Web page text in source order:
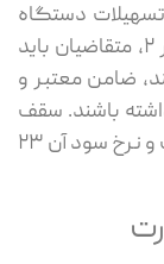
دستگاه
کارتخوان ارائه می‌کند. در طرح صبای سپهر ۲، متقاضیان باید
مدت ۳ تا ۱۲ ماه باشند، ضامن معتبر و
باشند. سقف
تسهیلات در این طرح تا ۵ میلیارد تومان است و نرخ سود آن ۲۳